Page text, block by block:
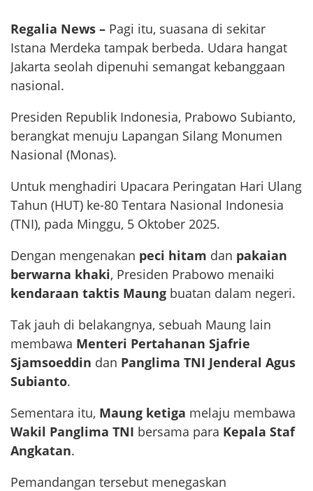
Regalia News – Pagi itu, suasana di sekitar
Istana Merdeka tampak berbeda. Udara hangat
Jakarta seolah dipenuhi semangat kebanggaan
nasional.
Presiden Republik Indonesia, Prabowo Subianto,
berangkat menuju Lapangan Silang Monumen
Nasional (Monas).
Untuk menghadiri Upacara Peringatan Hari Ulang
Tahun (HUT) ke-80 Tentara Nasional Indonesia
(TNI), pada Minggu, 5 Oktober 2025.
Dengan mengenakan peci hitam dan pakaian
berwarna khaki, Presiden Prabowo menaiki
kendaraan taktis Maung buatan dalam negeri.
Tak jauh di belakangnya, sebuah Maung lain
membawa Menteri Pertahanan Sjafrie
Sjamsoeddin dan Panglima TNI Jenderal Agus
Subianto.
Sementara itu, Maung ketiga melaju membawa
Wakil Panglima TNI bersama para Kepala Staf
Angkatan.
Pemandangan tersebut menegaskan